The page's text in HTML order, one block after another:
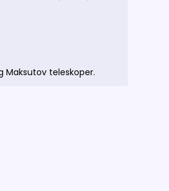
Maksutov teleskoper.